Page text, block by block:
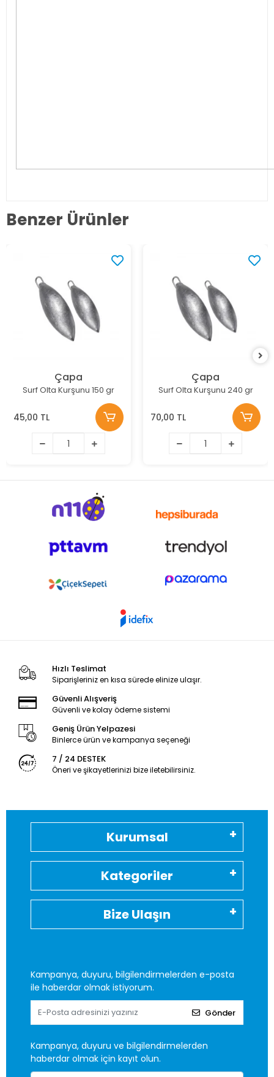
Benzer Ürünler
Çapa
Surf Olta Kurşunu 150 gr
45,00 TL
Çapa
Surf Olta Kurşunu 240 gr
70,00 TL
Hızlı Teslimat
Siparişleriniz en kısa sürede elinize ulaşır.
Güvenli Alışveriş
Güvenli ve kolay ödeme sistemi
Geniş Ürün Yelpazesi
Binlerce ürün ve kampanya seçeneği
7 / 24 DESTEK
Öneri ve şikayetlerinizi bize iletebilirsiniz.
Kurumsal
Kategoriler
Bize Ulaşın
Kampanya, duyuru, bilgilendirmelerden e-posta
ile haberdar olmak istiyorum.
Gönder
Kampanya, duyuru ve bilgilendirmelerden
haberdar olmak için kayıt olun.